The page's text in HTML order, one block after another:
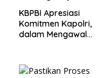
KBPBI Apresiasi
Komitmen Kapolri,
dalam Mengawal
Ketenagakerjaan